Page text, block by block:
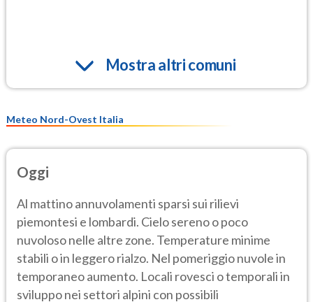
Mostra altri comuni
Meteo Nord-Ovest Italia
Oggi
Al mattino annuvolamenti sparsi sui rilievi
piemontesi e lombardi. Cielo sereno o poco
nuvoloso nelle altre zone. Temperature minime
stabili o in leggero rialzo. Nel pomeriggio nuvole in
temporaneo aumento. Locali rovesci o temporali in
sviluppo nei settori alpini con possibili